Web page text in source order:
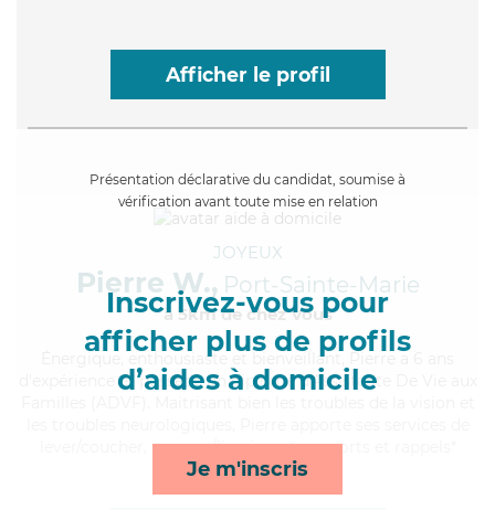
Afficher le profil
Présentation déclarative du candidat, soumise à
vérification avant toute mise en relation
Inscrivez-vous pour
afficher plus de profils
d’aides à domicile
Je m'inscris
JOYEUX
Pierre W., Port-Sainte-Marie
à 5km de chez Vous
, enthousiaste et bienveillant, Pierre a 6 ans
d'expérience et possède un diplôme d'Assistante De Vie aux
lever/coucher, courses/livraison, transports et rappels*